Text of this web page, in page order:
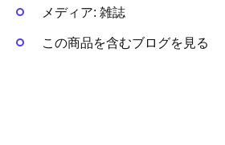
メディア: 雑誌
この商品を含むブログを見る